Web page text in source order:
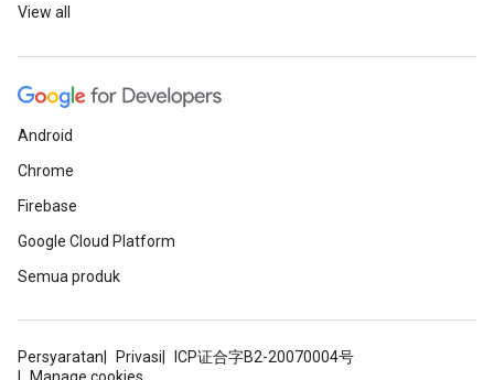
View all
Android
Chrome
Firebase
Google Cloud Platform
Semua produk
Persyaratan Privasi
ICP证合字B2-20070004号